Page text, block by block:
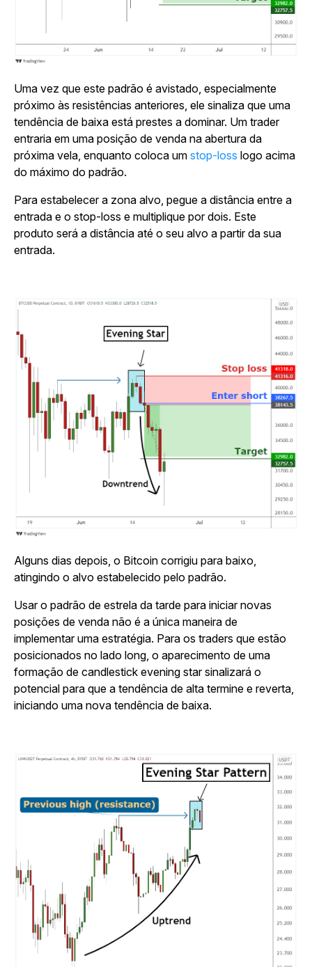
Uma vez que este padrão é avistado, especialmente
próximo às resistências anteriores, ele sinaliza que uma
tendência de baixa está prestes a dominar. Um trader
entraria em uma posição de venda na abertura da
próxima vela, enquanto coloca um stop-loss logo acima
do máximo do padrão.
Para estabelecer a zona alvo, pegue a distância entre a
entrada e o stop-loss e multiplique por dois. Este
produto será a distância até o seu alvo a partir da sua
entrada.
Alguns dias depois, o Bitcoin corrigiu para baixo,
atingindo o alvo estabelecido pelo padrão.
Usar o padrão de estrela da tarde para iniciar novas
posições de venda não é a única maneira de
implementar uma estratégia. Para os traders que estão
posicionados no lado long, o aparecimento de uma
formação de candlestick evening star sinalizará o
potencial para que a tendência de alta termine e reverta,
iniciando uma nova tendência de baixa.